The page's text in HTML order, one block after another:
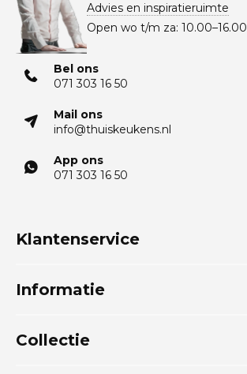
Advies en inspiratieruimte
Open wo t/m za: 10.00–16.00
Bel ons
071 303 16 50
Mail ons
info@thuiskeukens.nl
App ons
071 303 16 50
Klantenservice
Informatie
Collectie